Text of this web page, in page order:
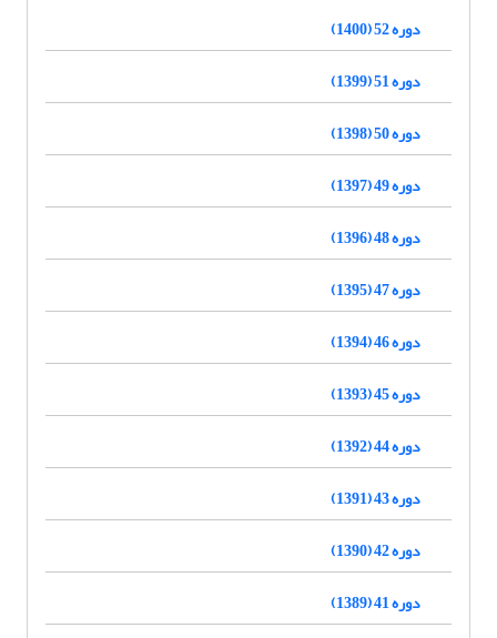
دوره 52 (1400)
دوره 51 (1399)
دوره 50 (1398)
دوره 49 (1397)
دوره 48 (1396)
دوره 47 (1395)
دوره 46 (1394)
دوره 45 (1393)
دوره 44 (1392)
دوره 43 (1391)
دوره 42 (1390)
دوره 41 (1389)